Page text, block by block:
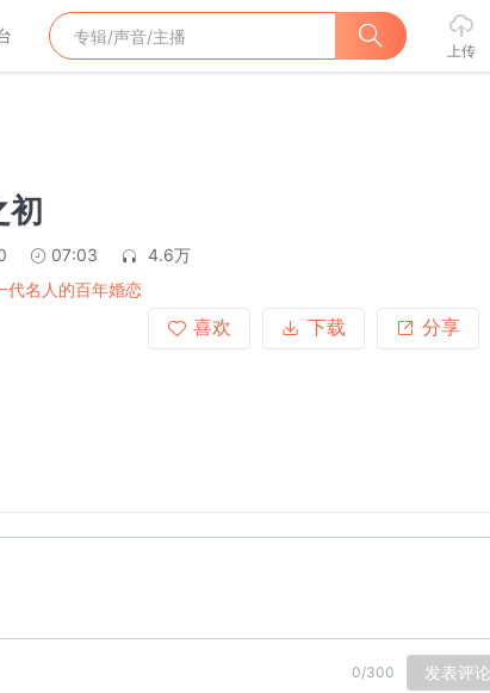
上传
初
07:03
4.6万
代名人的百年婚恋
喜欢
下载 分享
0/300 发表评论